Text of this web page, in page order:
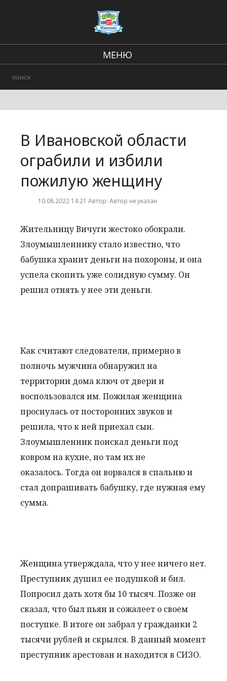
МЕНЮ
Городские события
В Ивановской области
ограбили и избили
пожилую женщину
10.08.2022 14:21 Автор: Автор не указан
Жительницу Вичуги жестоко обокрали.
Злоумышленнику стало известно, что
бабушка хранит деньги на похороны, и она
успела скопить уже солидную сумму. Он
решил отнять у нее эти деньги.
Как считают следователи, примерно в
полночь мужчина обнаружил на
территории дома ключ от двери и
воспользовался им. Пожилая женщина
проснулась от посторонних звуков и
решила, что к ней приехал сын.
Злоумышленник поискал деньги под
ковром на кухне, но там их не
оказалось. Тогда он ворвался в спальню и
стал допрашивать бабушку, где нужная ему
сумма.
Женщина утверждала, что у нее ничего нет.
Преступник душил ее подушкой и бил.
Попросил дать хотя бы 10 тысяч. Позже он
сказал, что был пьян и сожалеет о своем
поступке. В итоге он забрал у гражданки 2
тысячи рублей и скрылся. В данный момент
преступник арестован и находится в СИЗО.